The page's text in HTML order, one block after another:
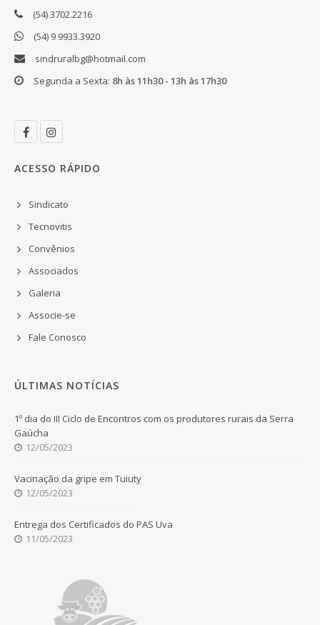
(54) 3702.2216
(54) 9 9933.3920
sindruralbg@hotmail.com
Segunda a Sexta: 8h às 11h30 - 13h às 17h30
ACESSO RÁPIDO
Sindicato
Tecnovitis
Convênios
Associados
Galeria
Associe-se
Fale Conosco
ÚLTIMAS NOTÍCIAS
1º dia do III Ciclo de Encontros com os produtores rurais da Serra
Gaúcha
12/05/2023
Vacinação da gripe em Tuiuty
12/05/2023
Entrega dos Certificados do PAS Uva
11/05/2023